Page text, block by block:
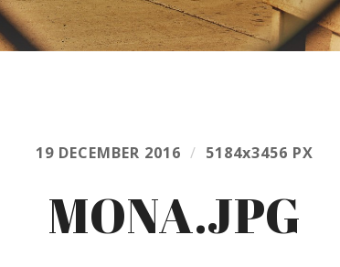
19 DECEMBER 2016 / 5184x3456 PX
MONA.JPG